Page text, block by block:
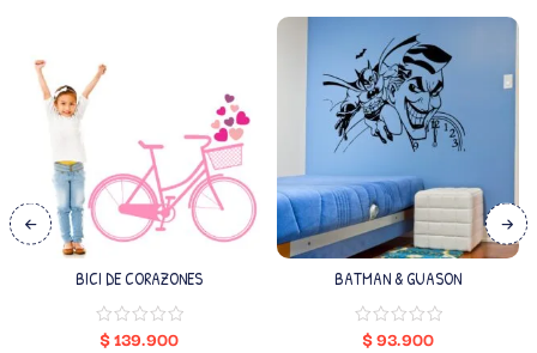
BICI DE CORAZONES
$139.900
BATMAN & GUASON
$93.900